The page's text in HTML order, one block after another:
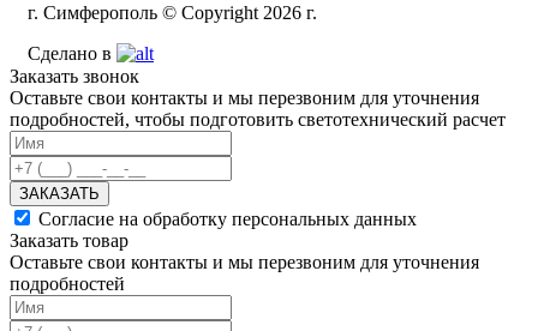
г. Симферополь © Copyright 2026 г.
Сделано в
Заказать звонок
Оставьте свои контакты и мы перезвоним для уточнения
подробностей, чтобы подготовить светотехнический расчет
ЗАКАЗАТЬ
Согласие на обработку персональных данных
Заказать товар
Оставьте свои контакты и мы перезвоним для уточнения
подробностей